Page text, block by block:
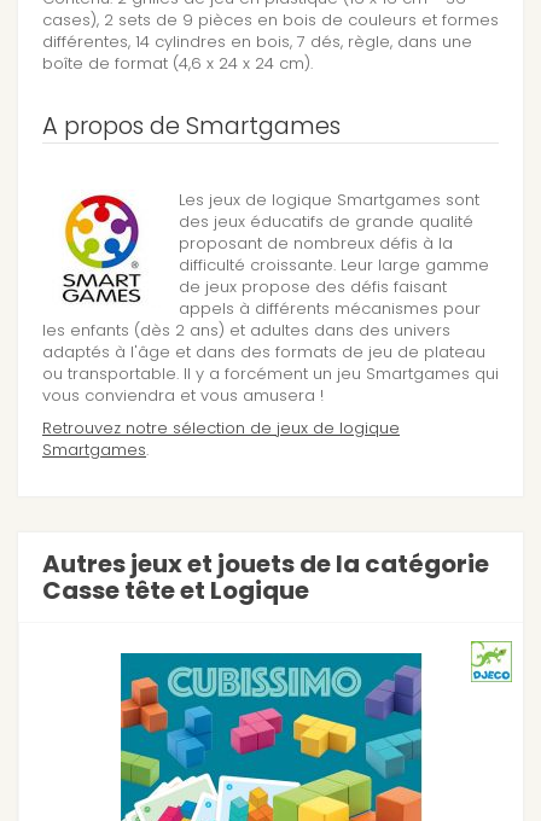
cases), 2 sets de 9 pièces en bois de couleurs et formes
différentes, 14 cylindres en bois, 7 dés, règle, dans une
boîte de format (4,6 x 24 x 24 cm).
A propos de Smartgames
Les jeux de logique Smartgames sont
des jeux éducatifs de grande qualité
proposant de nombreux défis à la
difficulté croissante. Leur large gamme
de jeux propose des défis faisant
appels à différents mécanismes pour
les enfants (dès 2 ans) et adultes dans des univers
adaptés à l'âge et dans des formats de jeu de plateau
ou transportable. Il y a forcément un jeu Smartgames qui
vous conviendra et vous amusera !
Retrouvez notre sélection de jeux de logique
Smartgames.
Autres jeux et jouets de la catégorie
Casse tête et Logique